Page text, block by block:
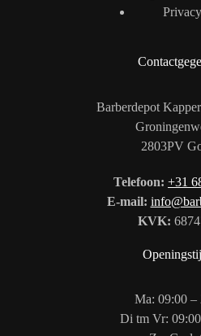
Barberdepot
2803PV
Telefoon: +31
E-mail:
KVK:
Ma: 09:00 –
Di tm Vr: